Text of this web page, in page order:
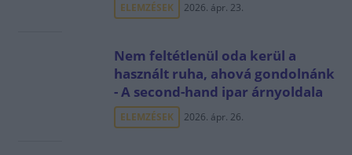
ELEMZÉSEK 2026. ápr. 23.
Nem feltétlenül oda kerül a
használt ruha, ahová gondolnánk
- A second-hand ipar árnyoldala
ELEMZÉSEK 2026. ápr. 26.